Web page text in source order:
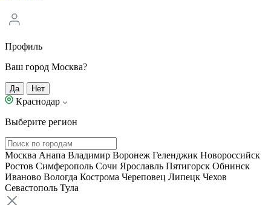
Профиль
Ваш город Москва?
Да Нет
Краснодар
Выберите регион
Москва Анапа Владимир Воронеж Геленджик Новороссийск
Ростов Симферополь Сочи Ярославль Пятигорск Обнинск
Иваново Вологда Кострома Череповец Липецк Чехов
Севастополь Тула